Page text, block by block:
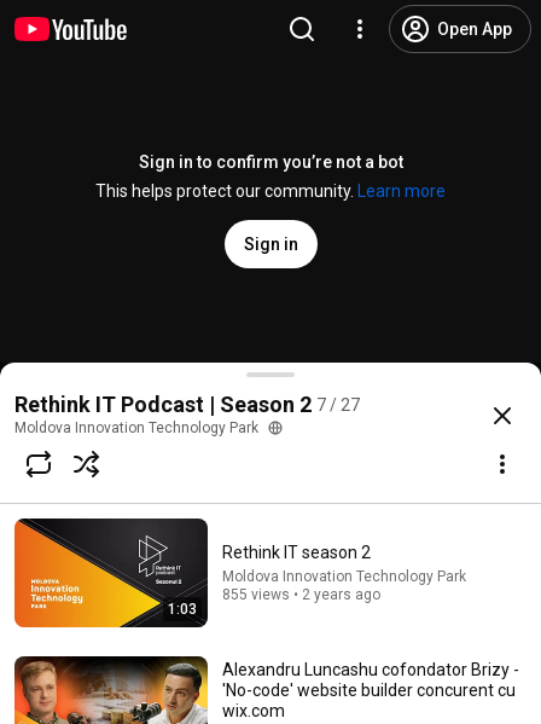
Open App
Sign in to confirm you’re not a bot
This helps protect our community.
Learn more
Sign in
Cătălina Ungureanu - proiecte în peste 10 ţări şi
@MITPchannel 64 likes 12K views 2 years ago
Subscribe
Comments
Comment...
Rethink IT Podcast | Season 2 7 / 27
Moldova Innovation Technology Park
1:03
Rethink IT season 2
Moldova Innovation Technology Park
855 views • 2 years ago
Alexandru Luncashu cofondator Brizy -
'No-code' website builder concurent cu
wix.com